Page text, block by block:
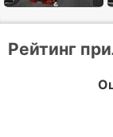
Рейтинг